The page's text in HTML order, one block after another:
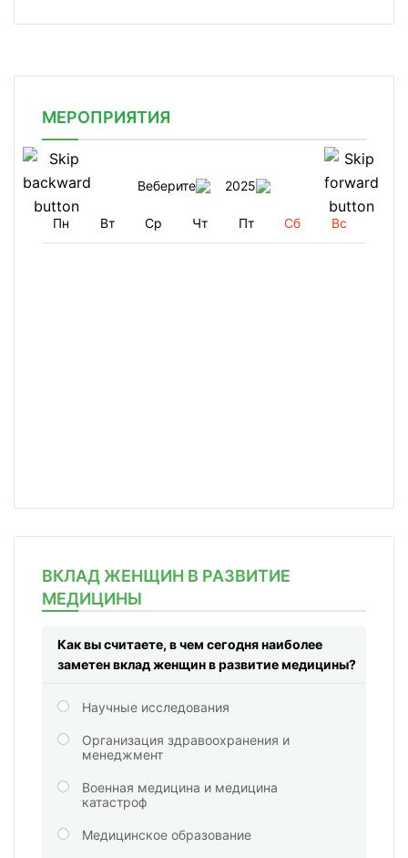
МЕРОПРИЯТИЯ
Веберите 2025
Пн Вт Ср Чт Пт Сб Вс
ВКЛАД ЖЕНЩИН В РАЗВИТИЕ
МЕДИЦИНЫ
Как вы считаете, в чем сегодня наиболее
заметен вклад женщин в развитие медицины?
Научные исследования
Организация здравоохранения и
менеджмент
Военная медицина и медицина
катастроф
Медицинское образование